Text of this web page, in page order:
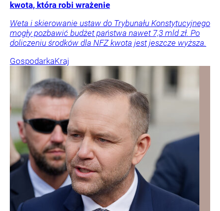
kwota, która robi wrażenie
Weta i skierowanie ustaw do Trybunału Konstytucyjnego
mogły pozbawić budżet państwa nawet 7,3 mld zł. Po
doliczeniu środków dla NFZ kwota jest jeszcze wyższa.
GospodarkaKraj